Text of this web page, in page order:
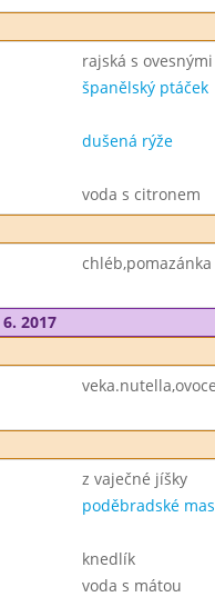
rajská s
španělský ptáček
dušená rýže
voda s citronem
2017
z vaječné jíšky
poděbradské
knedlík
voda s mátou